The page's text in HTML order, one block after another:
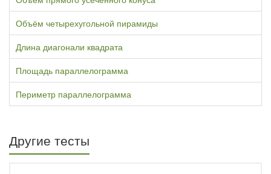
Объём четырехугольной пирамиды
Длина диагонали квадрата
Площадь параллелограмма
Периметр параллелограмма
Другие тесты